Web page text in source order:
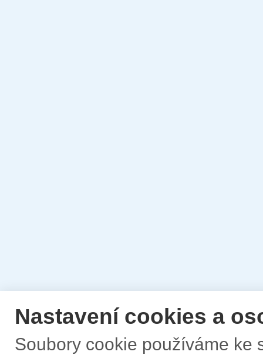
Nastavení cookies a
Soubory cookie používáme ke